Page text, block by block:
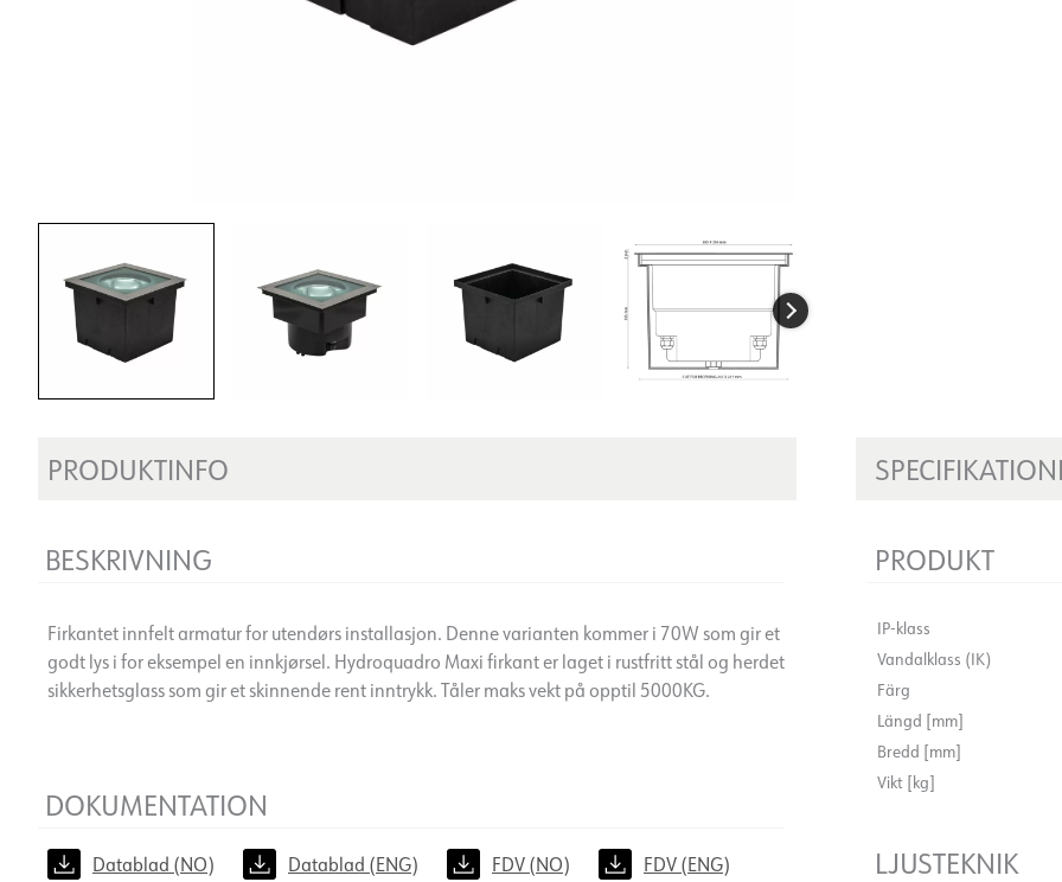
PRODUKTINFO
BESKRIVNING
Firkantet innfelt armatur for utendørs installasjon. Denne varianten kommer i 70W som gir et
godt lys i for eksempel en innkjørsel. Hydroquadro Maxi firkant er laget i rustfritt stål og herdet
sikkerhetsglass som gir et skinnende rent inntrykk. Tåler maks vekt på opptil 5000KG.
DOKUMENTATION
Datablad (NO) Datablad (ENG) FDV (NO) FDV (ENG)
PRODUKT
IP-klass
Vandalklass (IK)
Färg
Längd [mm]
Bredd [mm]
Vikt [kg]
LJUSTEKNIK